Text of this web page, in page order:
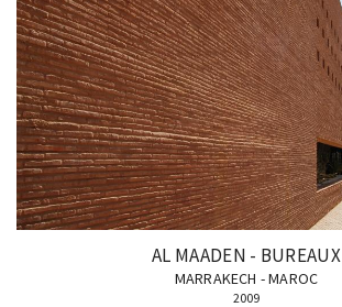
AL MAADEN - BUREAUX
MARRAKECH - MAROC
2009